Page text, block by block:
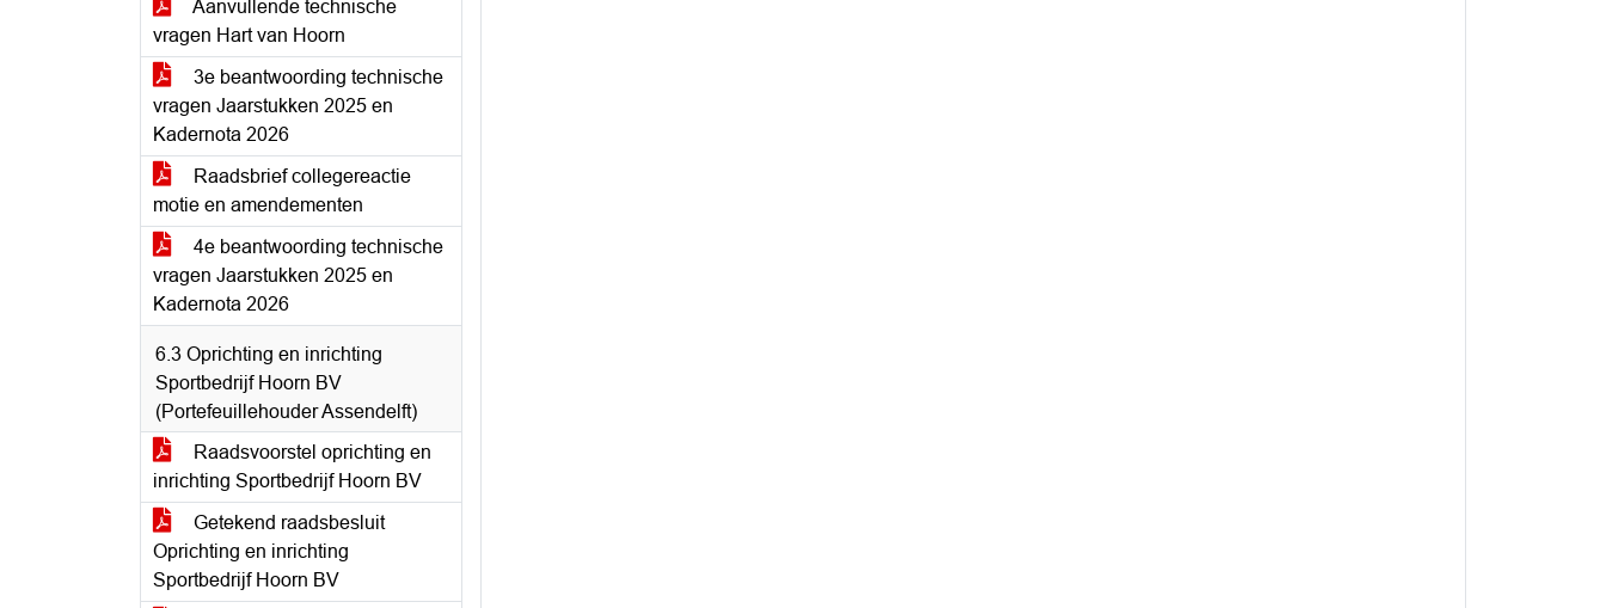
Aanvullende technische
vragen Hart van Hoorn
3e beantwoording technische
vragen Jaarstukken 2025 en
Kadernota 2026
Raadsbrief collegereactie
motie en amendementen
4e beantwoording technische
vragen Jaarstukken 2025 en
Kadernota 2026
6.3 Oprichting en inrichting
Sportbedrijf Hoorn BV
(Portefeuillehouder Assendelft)
Raadsvoorstel oprichting en
inrichting Sportbedrijf Hoorn BV
Getekend raadsbesluit
Oprichting en inrichting
Sportbedrijf Hoorn BV